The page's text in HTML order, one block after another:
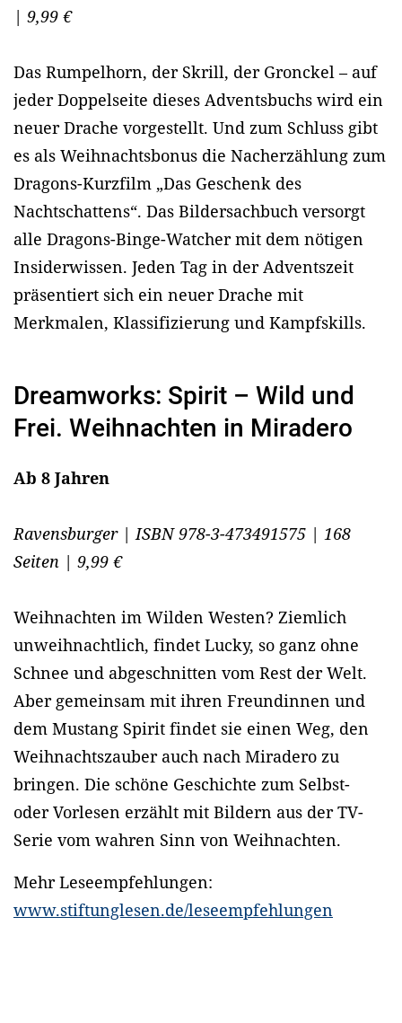
| 9,99 €
Das Rumpelhorn, der Skrill, der Gronckel – auf
jeder Doppelseite dieses Adventsbuchs wird ein
neuer Drache vorgestellt. Und zum Schluss gibt
es als Weihnachtsbonus die Nacherzählung zum
Dragons-Kurzfilm „Das Geschenk des
Nachtschattens“. Das Bildersachbuch versorgt
alle Dragons-Binge-Watcher mit dem nötigen
Insiderwissen. Jeden Tag in der Adventszeit
präsentiert sich ein neuer Drache mit
Merkmalen, Klassifizierung und Kampfskills.
Dreamworks: Spirit – Wild und
Frei. Weihnachten in Miradero
Ab 8 Jahren
Ravensburger | ISBN 978-3-473491575 | 168
Seiten | 9,99 €
Weihnachten im Wilden Westen? Ziemlich
unweihnachtlich, findet Lucky, so ganz ohne
Schnee und abgeschnitten vom Rest der Welt.
Aber gemeinsam mit ihren Freundinnen und
dem Mustang Spirit findet sie einen Weg, den
Weihnachtszauber auch nach Miradero zu
bringen. Die schöne Geschichte zum Selbst-
oder Vorlesen erzählt mit Bildern aus der TV-
Serie vom wahren Sinn von Weihnachten.
Mehr Leseempfehlungen:
www.stiftunglesen.de/leseempfehlungen